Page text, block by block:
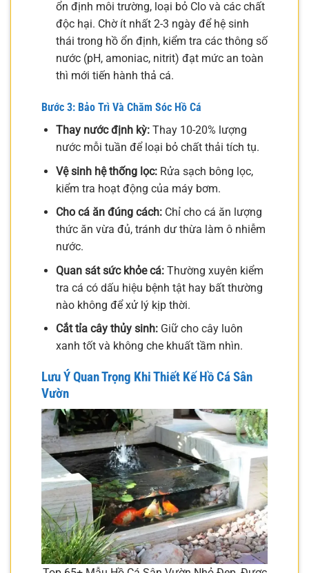
ổn định môi trường, loại bỏ Clo và các chất
độc hại. Chờ ít nhất 2-3 ngày để hệ sinh
thái trong hồ ổn định, kiểm tra các thông số
nước (pH, amoniac, nitrit) đạt mức an toàn
thì mới tiến hành thả cá.
Bước 3: Bảo Trì Và Chăm Sóc Hồ Cá
Thay nước định kỳ:Thay 10-20% lượng
nước mỗi tuần để loại bỏ chất thải tích tụ.
Vệ sinh hệ thống lọc:Rửa sạch bông lọc,
kiểm tra hoạt động của máy bơm.
Cho cá ăn đúng cách:Chỉ cho cá ăn lượng
thức ăn vừa đủ, tránh dư thừa làm ô nhiễm
nước.
Quan sát sức khỏe cá:Thường xuyên kiểm
tra cá có dấu hiệu bệnh tật hay bất thường
nào không để xử lý kịp thời.
Cắt tỉa cây thủy sinh:Giữ cho cây luôn
xanh tốt và không che khuất tầm nhìn.
Lưu Ý Quan Trọng Khi Thiết Kế Hồ Cá Sân
Vườn